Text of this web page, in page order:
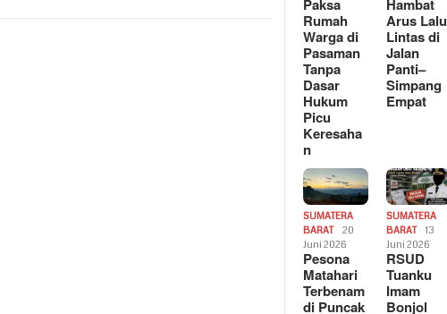
Paksa
Rumah
Warga di
Pasaman
Tanpa
Dasar
Hukum
Picu
Keresaha
n
Hambat
Arus Lalu
Lintas di
Jalan
Panti–
Simpang
Empat
SUMATERA
BARAT
20
Juni 2026
Pesona
Matahari
Terbenam
di Puncak
SUMATERA
BARAT
13
Juni 2026
RSUD
Tuanku
Imam
Bonjol